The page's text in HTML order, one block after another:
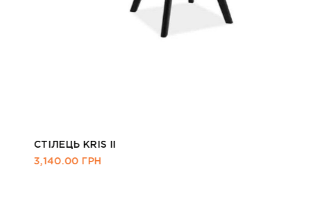
СТІЛЕЦЬ KRIS II
3,140.00ГРН